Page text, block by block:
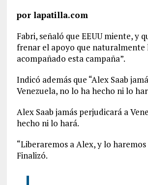
por lapatilla.com
Fabri, señaló que EEUU miente, y
frenar el apoyo que naturalmente
acompañado esta campaña”.
Indicó además que “Alex Saab
Venezuela, no lo ha hecho ni lo
Alex Saab jamás perjudicará a
hecho ni lo hará.
“Liberaremos a Alex, y lo
Finalizó.